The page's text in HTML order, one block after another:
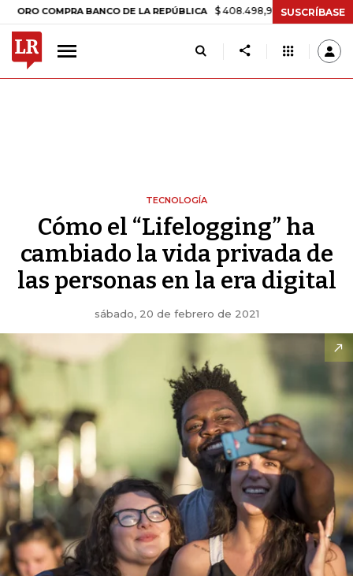
COMPRA BANCO DE LA REPÚBLICA $ 408.498,97 +$ 8.753,81 +2,19%
SUSCRÍBASE
TECNOLOGÍA
Cómo el “Lifelogging” ha
cambiado la vida privada de
las personas en la era digital
sábado, 20 de febrero de 2021